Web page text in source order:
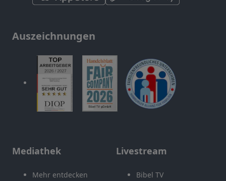
Auszeichnungen
Mediathek
Mehr entdecken
Livestream
Bibel TV